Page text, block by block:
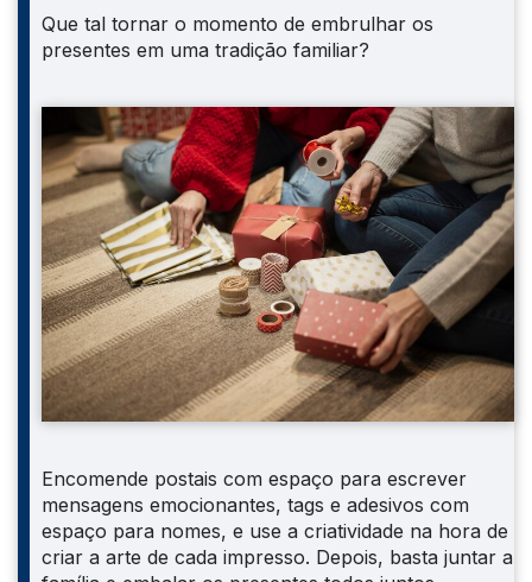
Que tal tornar o momento de embrulhar os
presentes em uma tradição familiar?
Encomende postais com espaço para escrever
mensagens emocionantes, tags e adesivos com
espaço para nomes, e use a criatividade na hora de
criar a arte de cada impresso. Depois, basta juntar a